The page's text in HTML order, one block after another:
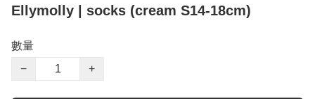
Ellymolly | socks (cream S14-18cm)
數量
−
+